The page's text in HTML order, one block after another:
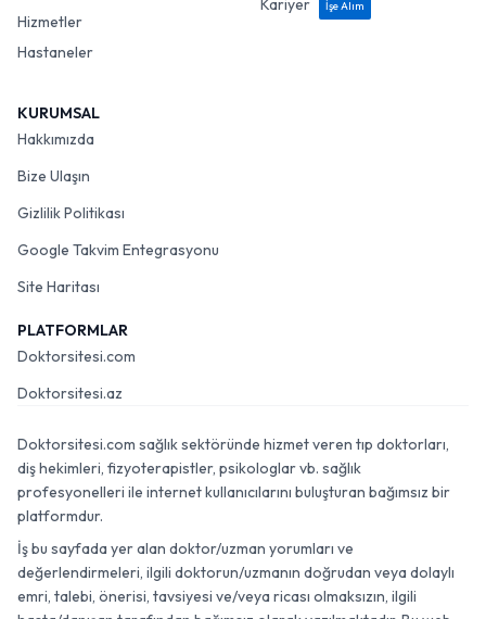
Hizmetler
Hastaneler
Kariyer
İşe Alım
KURUMSAL
Hakkımızda
Bize Ulaşın
Gizlilik Politikası
Google Takvim Entegrasyonu
Site Haritası
PLATFORMLAR
Doktorsitesi.com
Doktorsitesi.az
Doktorsitesi.com sağlık sektöründe hizmet veren tıp doktorları,
diş hekimleri, fizyoterapistler, psikologlar vb. sağlık
profesyonelleri ile internet kullanıcılarını buluşturan bağımsız bir
platformdur.
İş bu sayfada yer alan doktor/uzman yorumları ve
değerlendirmeleri, ilgili doktorun/uzmanın doğrudan veya dolaylı
emri, talebi, önerisi, tavsiyesi ve/veya ricası olmaksızın, ilgili